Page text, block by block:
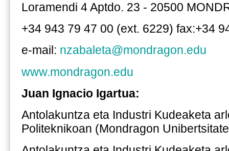
Loramendi 4 Aptdo. 23 - 20500
+34 943 79 47 00 (ext. 6229) fax:+34
e-mail: nzabaleta@mondragon.edu
www.mondragon.edu
Juan Ignacio Igartua:
Antolakuntza eta Industri Kudeaketa
Politeknikoan (Mondragon